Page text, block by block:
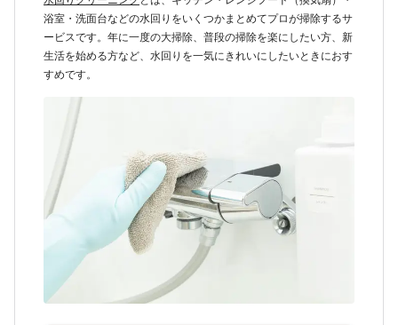
浴室・洗面台などの水回りをいくつかまとめてプロが掃除するサ
ービスです。年に一度の大掃除、普段の掃除を楽にしたい方、新
生活を始める方など、水回りを一気にきれいにしたいときにおす
すめです。